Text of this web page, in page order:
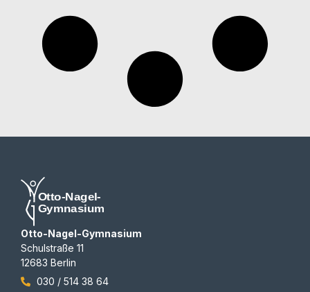
Otto-Nagel-Gymnasium
Schulstraße 11
12683 Berlin
030 / 514 38 64